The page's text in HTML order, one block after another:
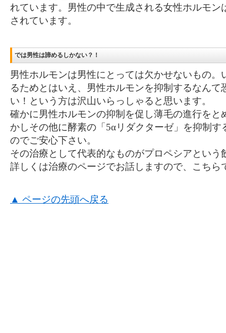
れています。男性の中で生成される女性ホルモン
されています。
では男性は諦めるしかない？！
男性ホルモンは男性にとっては欠かせないもの。
るためとはいえ、男性ホルモンを抑制するなんて
い！という方は沢山いらっしゃると思います。
確かに男性ホルモンの抑制を促し薄毛の進行をと
かしその他に酵素の「5αリダクターゼ」を抑制
のでご安心下さい。
その治療として代表的なものがプロペシアという
詳しくは治療のページでお話しますので、こちら
▲ ページの先頭へ戻る